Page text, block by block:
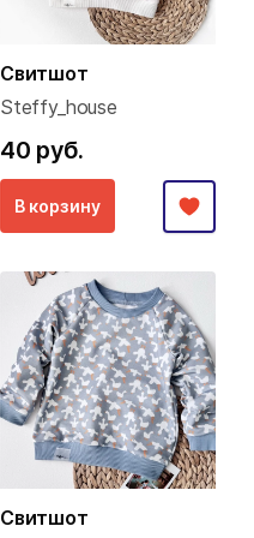
Свитшот
Steffy_house
40 руб.
В корзину
Свитшот